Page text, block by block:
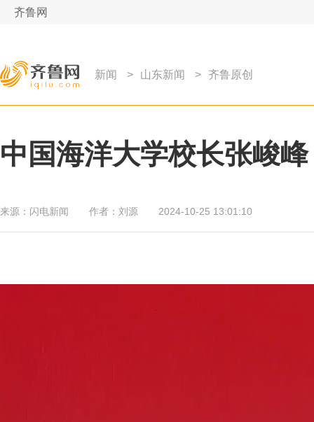
齐鲁网
新闻 > 山东新闻 > 齐鲁原创
中国海洋大学校长张峻
来源： 闪电新闻 作者： 刘源 2024-10-25 13:01:10